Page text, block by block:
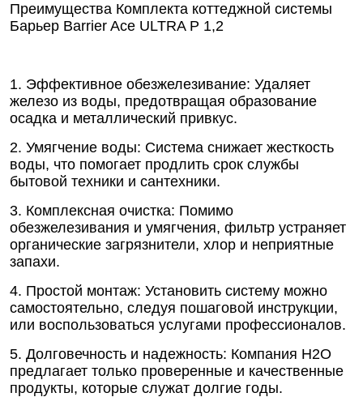
Преимущества Комплекта коттеджной системы
Барьер Barrier Ace ULTRA P 1,2
1. Эффективное обезжелезивание: Удаляет
железо из воды, предотвращая образование
осадка и металлический привкус.
2. Умягчение воды: Система снижает жесткость
воды, что помогает продлить срок службы
бытовой техники и сантехники.
3. Комплексная очистка: Помимо
обезжелезивания и умягчения, фильтр устраняет
органические загрязнители, хлор и неприятные
запахи.
4. Простой монтаж: Установить систему можно
самостоятельно, следуя пошаговой инструкции,
или воспользоваться услугами профессионалов.
5. Долговечность и надежность: Компания Н2О
предлагает только проверенные и качественные
продукты, которые служат долгие годы.